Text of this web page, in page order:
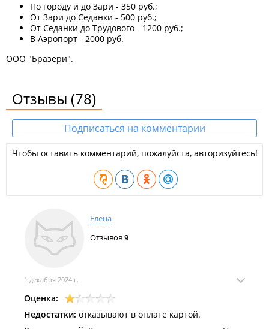
По городу и до Зари - 350 руб.;
От Зари до Cеданки - 500 руб.;
От Cеданки до Трудового - 1200 руб.;
В Аэропорт - 2000 руб.
ООО "Бразери".
Отзывы (78)
Подписаться на комментарии
Чтобы оставить комментарий, пожалуйста, авторизуйтесь!
Елена
Отзывов9
1 декабря 2024 г.
Оценка:
Недостатки: отказывают в оплате картой.